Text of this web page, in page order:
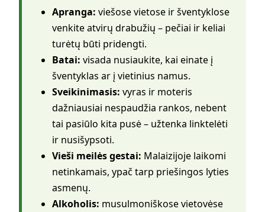
Apranga: viešose vietose ir šventyklose
venkite atvirų drabužių – pečiai ir keliai
turėtų būti pridengti.
Batai: visada nusiaukite, kai einate į
šventyklas ar į vietinius namus.
Sveikinimasis: vyras ir moteris
dažniausiai nespaudžia rankos, nebent
tai pasiūlo kita pusė – užtenka linktelėti
ir nusišypsoti.
Vieši meilės gestai: Malaizijoje laikomi
netinkamais, ypač tarp priešingos lyties
asmenų.
Alkoholis: musulmoniškose vietovėse